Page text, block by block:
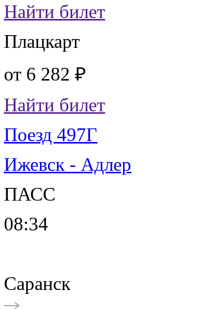
Найти билет
Плацкарт
от 6 282 ₽
Найти билет
Поезд 497Г
Ижевск - Адлер
ПАСС
08:34
Саранск